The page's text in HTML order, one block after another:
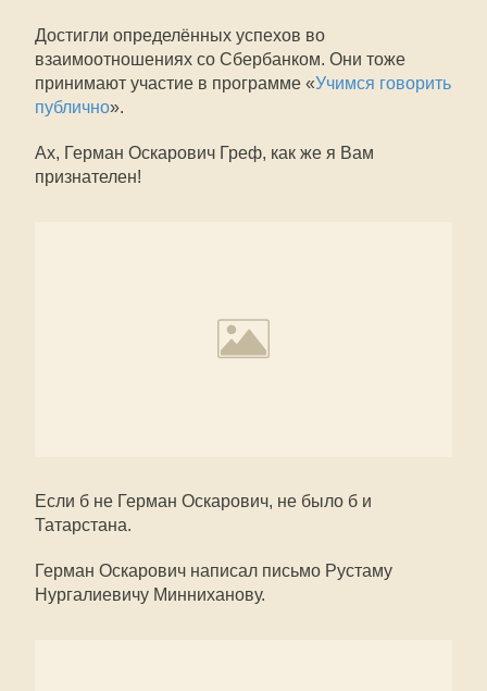
Достигли определённых успехов во
взаимоотношениях со Сбербанком. Они тоже
принимают участие в программе «Учимся говорить
публично».
Ах, Герман Оскарович Греф, как же я Вам
признателен!
Если б не Герман Оскарович, не было б и
Татарстана.
Герман Оскарович написал письмо Рустаму
Нургалиевичу Минниханову.